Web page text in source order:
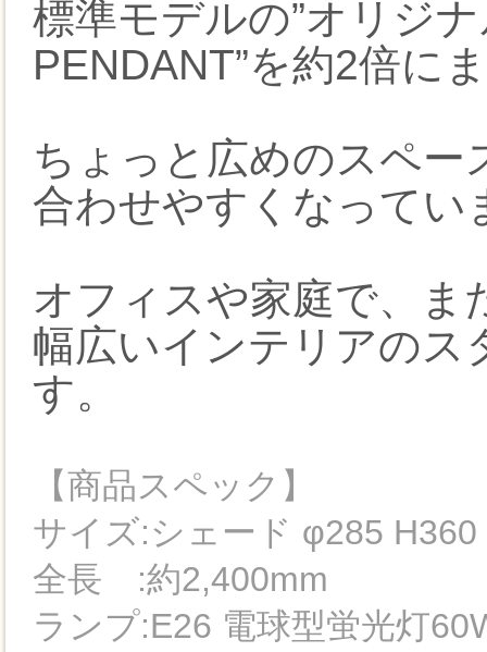
標準モデルの”オリジ
PENDANT”を約2倍に
ちょっと広めのスペー
合わせやすくなってい
オフィスや家庭で、ま
幅広いインテリアのス
す。
【商品スペック】
サイズ:シェード φ285 H360
全長 :約2,400mm
ランプ:E26 電球型蛍光灯